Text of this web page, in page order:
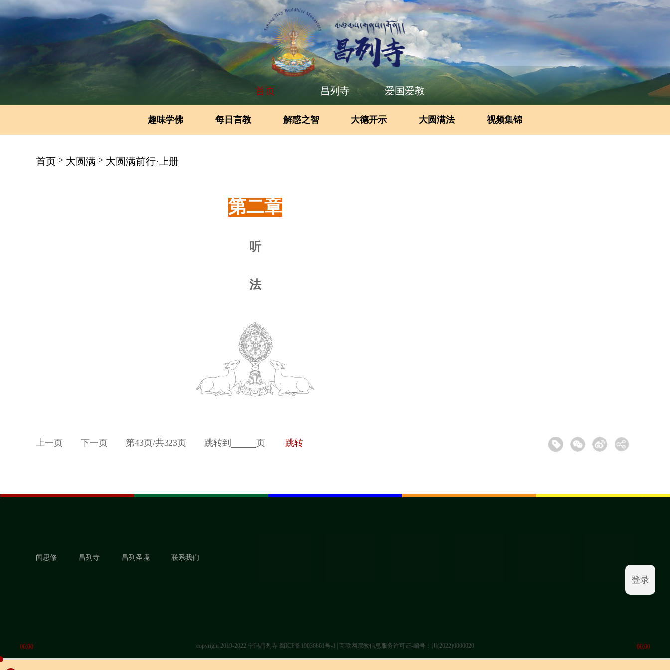
首页 昌列寺 爱国爱教
趣味学佛 每日言教 解惑之智 大德开示 大圆满法 视频集锦
首页 > 大圆满 > 大圆满前行·上册
第二章
听
法
上一页 下一页 第43页/共323页 跳转到 页
00:00 00:00
闻思修 昌列寺 昌列圣境 联系我们
copyright 2019-2022 宁玛昌列寺 蜀ICP备19036861号-1 | 互联网宗教信息服务许可证-编号：川(2022)0000020
登录